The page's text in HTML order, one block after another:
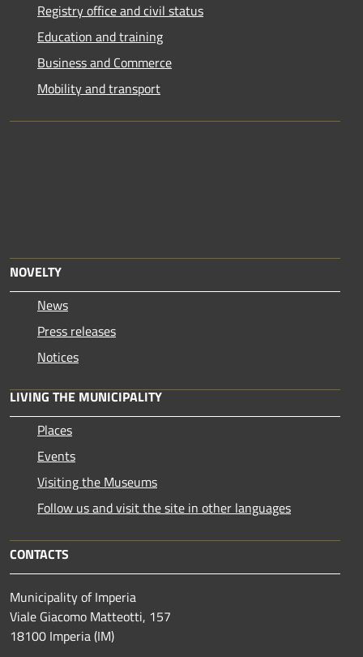
Registry office and civil status
Education and training
Business and Commerce
Mobility and transport
NOVELTY
News
Press releases
Notices
LIVING THE MUNICIPALITY
Places
Events
Visiting the Museums
Follow us and visit the site in other languages
CONTACTS
Municipality of Imperia
Viale Giacomo Matteotti, 157
18100 Imperia (IM)